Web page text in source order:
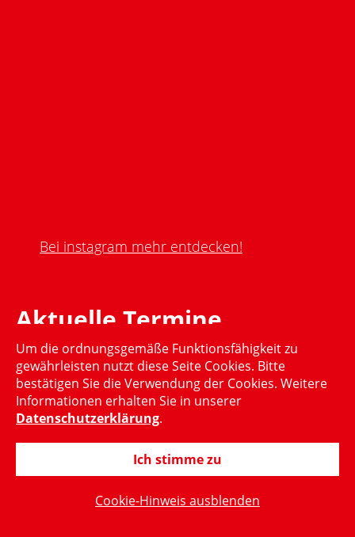
Bei instagram mehr entdecken!
Aktuelle Termine
Momentan gibt es keinen aktuellen Termin
Um die ordnungsgemäße Funktionsfähigkeit zu
gewährleisten nutzt diese Seite Cookies. Bitte
bestätigen Sie die Verwendung der Cookies. Weitere
Informationen erhalten Sie in unserer
Datenschutzerklärung.
Ich stimme zu
Cookie-Hinweis ausblenden